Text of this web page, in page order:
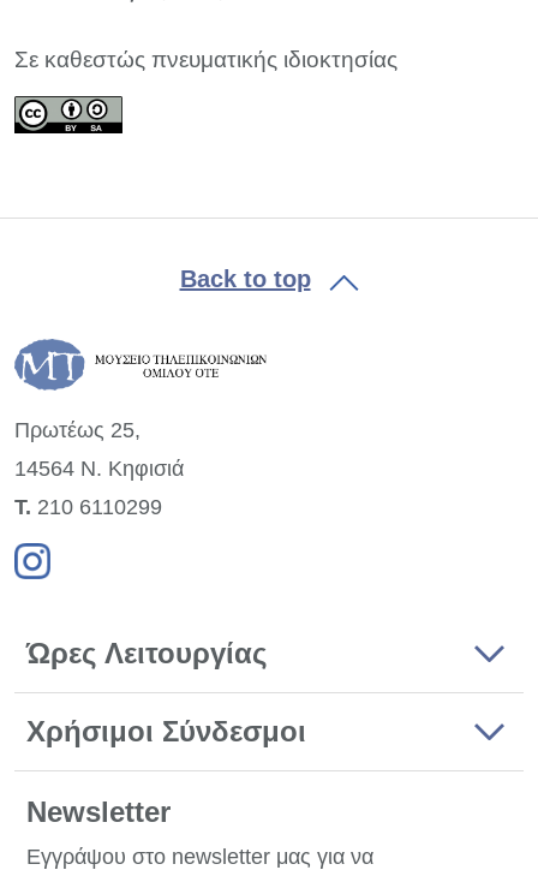
Σε καθεστώς πνευματικής ιδιοκτησίας
Back to top
Πρωτέως 25,
14564 Ν. Κηφισιά
Τ. 210 6110299
Ώρες Λειτουργίας
Χρήσιμοι Σύνδεσμοι
Newsletter
Εγγράψου στο newsletter μας για να